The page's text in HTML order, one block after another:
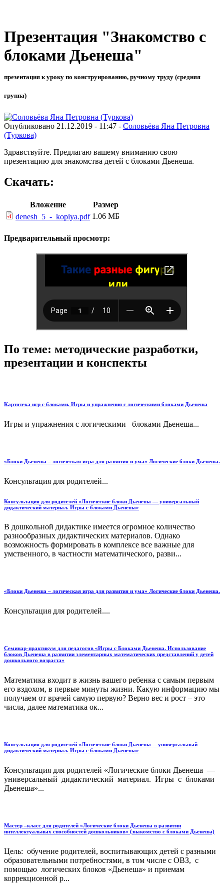
Презентация "Знакомство с
блоками Дьенеша"
презентация к уроку по конструированию, ручному труду (средняя
группа)
Опубликовано 21.12.2019 - 11:47 - Соловьёва Яна Петровна
(Туркова)
Здравствуйте. Предлагаю вашему вниманию свою
презентацию для знакомства детей с блоками Дьенеша.
Скачать:
Вложение
Размер
denesh_5_-_kopiya.pdf 1.06 МБ
Предварительный просмотр:
По теме: методические разработки,
презентации и конспекты
Картотека игр с блоками. Игры и упражнения с логическими блоками Дьенеша
Игры и упражнения с логическими блоками Дьенеша...
«Блоки Дьенеша – логическая игра для развития и ума» Логические блоки Дьенеша.
Консультация для родителей...
Консультация для родителей «Логические блоки Дьенеша — универсальный
дидактический материал. Игры с блоками Дьенеша»
В дошкольной дидактике имеется огромное количество
разнообразных дидактических материалов. Однако
возможность формировать в комплексе все важные для
умственного, в частности математического, разви...
«Блоки Дьенеша – логическая игра для развития и ума» Логические блоки Дьенеша.
Консультация для родителей....
Семинар-практикум для педагогов «Игры с Блоками Дьенеша. Использование
блоков Дьенеша в развитии элементарных математических представлений у детей
дошкольного возраста»
Математика входит в жизнь вашего ребенка с самым первым
его вздохом, в первые минуты жизни. Какую информацию мы
получаем от врачей самую первую? Верно вес и рост – это
числа, далее математика ок...
Консультация для родителей «Логические блоки Дьенеша —универсальный
дидактический материал. Игры с блоками Дьенеша»
Консультация для родителей «Логические блоки Дьенеша —
универсальный дидактический материал. Игры с блоками
Дьенеша»...
Мастер –класс для родителей «Логические блоки Дьенеша в развитии
интеллектуальных способностей дошкольников» (знакомство с блоками Дьенеша)
Цель: обучение родителей, воспитывающих детей с разными
образовательными потребностями, в том числе с ОВЗ, с
помощью логических блоков «Дьенеша» и приемам
коррекционной р...